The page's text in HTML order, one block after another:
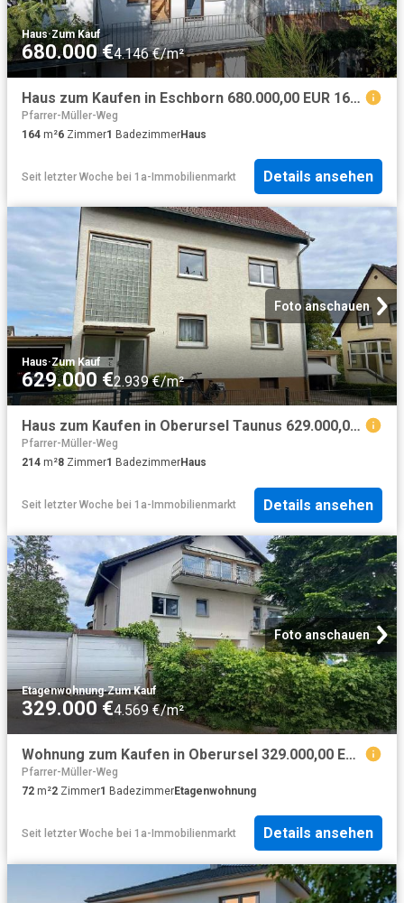
Haus·Zum Kauf
680.000 €4.146 €/m²
Haus zum Kaufen in Eschborn 680.000,00 EUR 164 m²
Pfarrer-Müller-Weg
164 m²6 Zimmer1 BadezimmerHaus
Seit letzter Woche bei 1a-Immobilienmarkt Details ansehen
Foto anschauen
Haus·Zum Kauf
629.000 €2.939 €/m²
Haus zum Kaufen in Oberursel Taunus 629.000,00 EUR 214 m²
Pfarrer-Müller-Weg
214 m²8 Zimmer1 BadezimmerHaus
Seit letzter Woche bei 1a-Immobilienmarkt Details ansehen
Foto anschauen
Etagenwohnung·Zum Kauf
329.000 €4.569 €/m²
Wohnung zum Kaufen in Oberursel 329.000,00 EUR 72.33 m²
Pfarrer-Müller-Weg
72 m²2 Zimmer1 BadezimmerEtagenwohnung
Seit letzter Woche bei 1a-Immobilienmarkt Details ansehen